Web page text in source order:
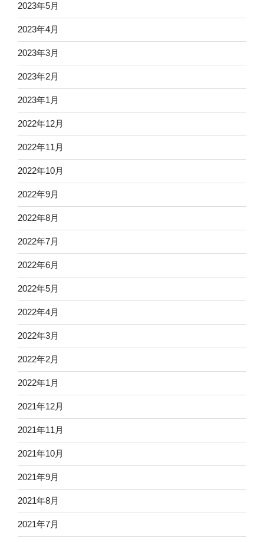
2023年5月
2023年4月
2023年3月
2023年2月
2023年1月
2022年12月
2022年11月
2022年10月
2022年9月
2022年8月
2022年7月
2022年6月
2022年5月
2022年4月
2022年3月
2022年2月
2022年1月
2021年12月
2021年11月
2021年10月
2021年9月
2021年8月
2021年7月